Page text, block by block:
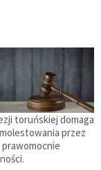
toruńskiej domaga
przez
prawomocnie